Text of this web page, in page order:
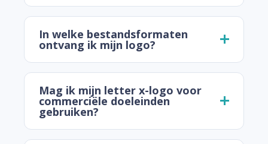
In welke bestandsformaten
ontvang ik mijn logo?
Mag ik mijn letter x-logo voor
commerciële doeleinden
gebruiken?